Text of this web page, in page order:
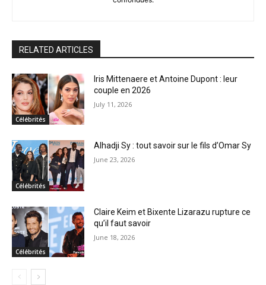
RELATED ARTICLES
Célébrités
Iris Mittenaere et Antoine Dupont : leur
couple en 2026
July 11, 2026
Célébrités
Alhadji Sy : tout savoir sur le fils d’Omar Sy
June 23, 2026
Célébrités
Claire Keim et Bixente Lizarazu rupture ce
qu’il faut savoir
June 18, 2026